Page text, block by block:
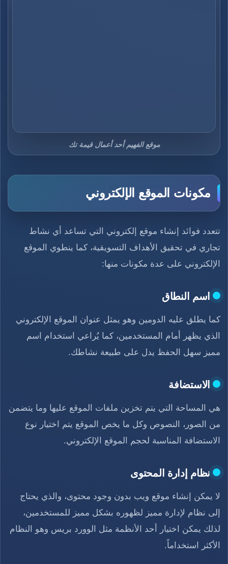
موقع الفهيم أحد أعمال قيمة تك
مكونات الموقع الإلكتروني
تتعدد فوائد إنشاء موقع إلكتروني التي تساعد أي نشاط
تجاري في تحقيق الأهداف التسويقية، كما ينطوي الموقع
الإلكتروني على عدة مكونات منها:
اسم النطاق
كما يطلق عليه الدومين وهو يمثل عنوان الموقع الإلكتروني
الذي يظهر أمام المستخدمين، كما يُراعي استخدام اسم
مميز سهل الحفظ يدل على طبيعة نشاطك.
الاستضافة
هي المساحة التي يتم تخزين ملفات الموقع عليها وما يتضمن
من الصور، النصوص وكل ما يخص الموقع يتم اختيار نوع
الاستضافة المناسبة لحجم الموقع الإلكتروني.
نظام إدارة المحتوى
لا يمكن إنشاء موقع ويب بدون وجود محتوى، والذي يحتاج
إلى نظام لإدارة مميز لظهوره بشكل مميز للمستخدمين،
لذلك يمكن اختيار أحد الأنظمة مثل الوورد بريس وهو النظام
الأكثر استخداماً.